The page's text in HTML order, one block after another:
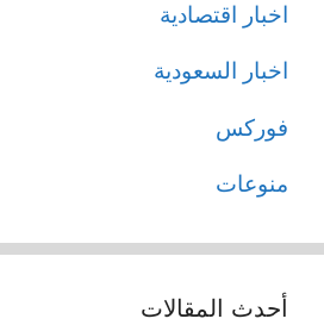
اخبار اقتصادية
اخبار السعودية
فوركس
منوعات
أحدث المقالات